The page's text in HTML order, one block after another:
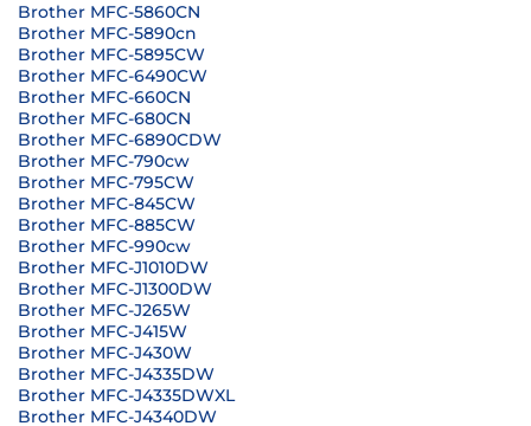
Brother MFC-5860CN
Brother MFC-5890cn
Brother MFC-5895CW
Brother MFC-6490CW
Brother MFC-660CN
Brother MFC-680CN
Brother MFC-6890CDW
Brother MFC-790cw
Brother MFC-795CW
Brother MFC-845CW
Brother MFC-885CW
Brother MFC-990cw
Brother MFC-J1010DW
Brother MFC-J1300DW
Brother MFC-J265W
Brother MFC-J415W
Brother MFC-J430W
Brother MFC-J4335DW
Brother MFC-J4335DWXL
Brother MFC-J4340DW